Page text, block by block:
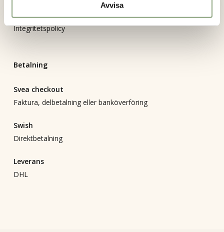
Avvisa
Integritetspolicy
Betalning
Svea checkout
Faktura, delbetalning eller banköverföring
Swish
Direktbetalning
Leverans
DHL